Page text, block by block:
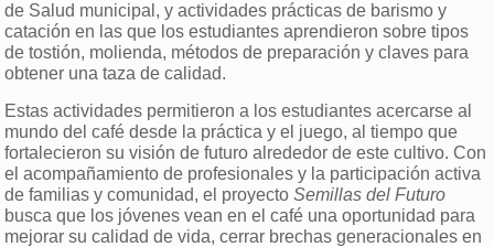
de Salud municipal, y actividades prácticas de barismo y
catación en las que los estudiantes aprendieron sobre tipos
de tostión, molienda, métodos de preparación y claves para
obtener una taza de calidad.
Estas actividades permitieron a los estudiantes acercarse al
mundo del café desde la práctica y el juego, al tiempo que
fortalecieron su visión de futuro alrededor de este cultivo. Con
el acompañamiento de profesionales y la participación activa
de familias y comunidad, el proyectoSemillas del Futuro
busca que los jóvenes vean en el café una oportunidad para
mejorar su calidad de vida, cerrar brechas generacionales en